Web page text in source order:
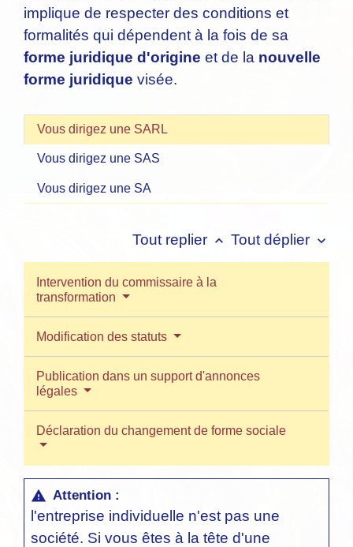
implique de respecter des conditions et
formalités qui dépendent à la fois de sa
forme juridique d'origine et de la nouvelle
forme juridique visée.
Vous dirigez une SARL
Vous dirigez une SAS
Vous dirigez une SA
Tout replier keyboard_arrow_up Tout déplier keyboard_arrow_down
Intervention du commissaire à la
transformation
Modification des statuts
Publication dans un support d'annonces
légales
Déclaration du changement de forme sociale
warning Attention :
l'entreprise individuelle n'est pas une
société. Si vous êtes à la tête d'une